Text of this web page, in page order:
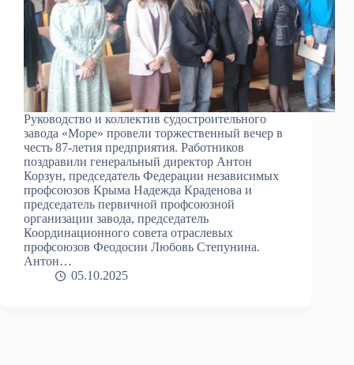
Руководство и коллектив судостроительного
завода «Море» провели торжественный вечер в
честь 87-летия предприятия. Работников
поздравили генеральный директор Антон
Корзун, председатель Федерации независимых
профсоюзов Крыма Надежда Краденова и
председатель первичной профсоюзной
организации завода, председатель
Координационного совета отраслевых
профсоюзов Феодосии Любовь Степунина.
Антон…
05.10.2025